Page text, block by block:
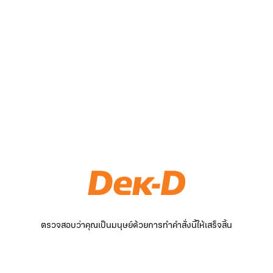
ตรวจสอบว่าคุณเป็นมนุษย์ด้วยการทำคำสั่งนี้ให้เสร็จสิ้น